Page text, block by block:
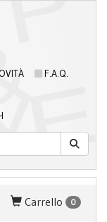
F.A.Q.
Carrello 0